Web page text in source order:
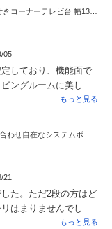
【送料無料】キャスター付きコーナーテレビ台 幅130高さ67.5cm ハイタイプ
05
しており、機能面で
ングルームに美しく
み立てには多少の時間
く記載されていたた
めることができまし
いるため、移動も容
難点を挙げるとすれ
が付いているもの
きな音を立ててしま
、100円ショップで購
もっと見る
21
た。ただ2段の方はど
はまりませんでし
、丸2日以上時間も置い
もっと見る